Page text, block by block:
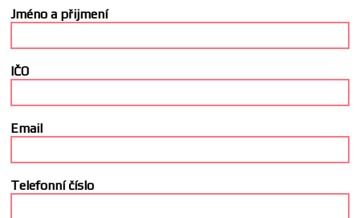
Jméno a přijmení
IČO
Email
Telefonní číslo